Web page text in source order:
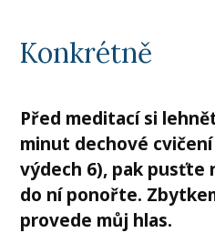
Konkrétně
Před meditací si
minut dechové
výdech 6), pak pusťte
do ní ponořte.
provede můj hlas.